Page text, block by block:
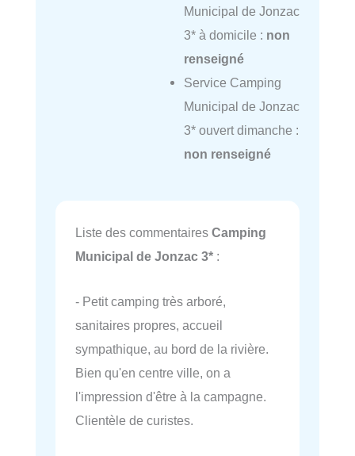
Municipal de Jonzac
3* à domicile : non
renseigné
Service Camping
Municipal de Jonzac
3* ouvert dimanche :
non renseigné
Liste des commentaires Camping
Municipal de Jonzac 3* :
- Petit camping très arboré,
sanitaires propres, accueil
sympathique, au bord de la rivière.
Bien qu'en centre ville, on a
l'impression d'être à la campagne.
Clientèle de curistes.